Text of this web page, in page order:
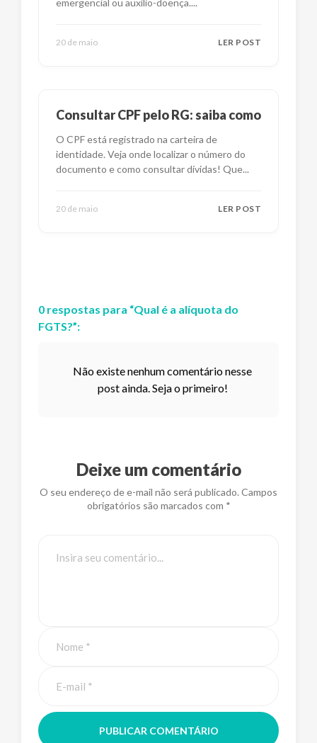
emergencial ou auxílio-doença....
20 de maio LER POST
Consultar CPF pelo RG: saiba como
O CPF está registrado na carteira de
identidade. Veja onde localizar o número do
documento e como consultar dívidas! Que...
20 de maio LER POST
0 respostas para “Qual é a alíquota do
FGTS?”:
Não existe nenhum comentário nesse
post ainda. Seja o primeiro!
Deixe um comentário
O seu endereço de e-mail não será publicado. Campos
obrigatórios são marcados com *
PUBLICAR COMENTÁRIO